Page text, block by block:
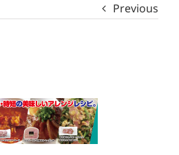
Previous